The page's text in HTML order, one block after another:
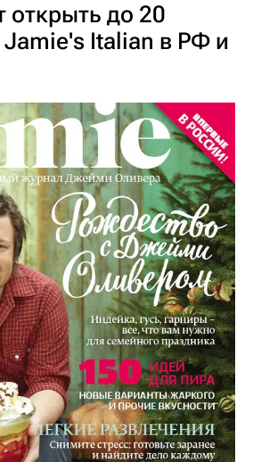
открыть до 20
Jamie's Italian в РФ и